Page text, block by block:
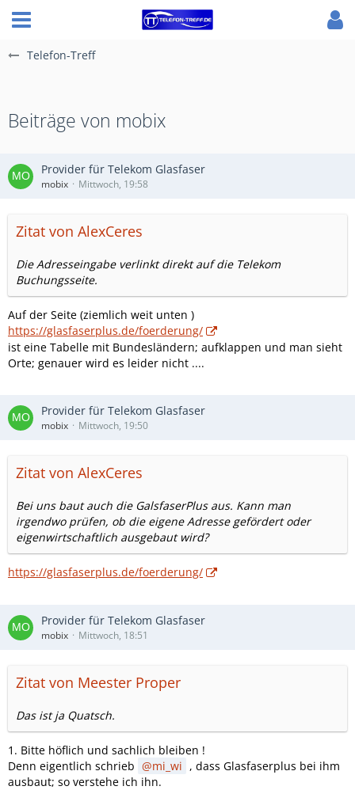
Telefon-Treff
Beiträge von mobix
Provider für Telekom Glasfaser
mobix Mittwoch, 19:58
Zitat von AlexCeres
Die Adresseingabe verlinkt direkt auf die Telekom
Buchungsseite.
Auf der Seite (ziemlich weit unten )
https://glasfaserplus.de/foerderung/
ist eine Tabelle mit Bundesländern; aufklappen und man sieht
Orte; genauer wird es leider nicht ....
Provider für Telekom Glasfaser
mobix Mittwoch, 19:50
Zitat von AlexCeres
Bei uns baut auch die GalsfaserPlus aus. Kann man
irgendwo prüfen, ob die eigene Adresse gefördert oder
eigenwirtschaftlich ausgebaut wird?
https://glasfaserplus.de/foerderung/
Provider für Telekom Glasfaser
mobix Mittwoch, 18:51
Zitat von Meester Proper
Das ist ja Quatsch.
1. Bitte höflich und sachlich bleiben !
Denn eigentlich schrieb
mi_wi , dass Glasfaserplus bei ihm
ausbaut; so verstehe ich ihn.